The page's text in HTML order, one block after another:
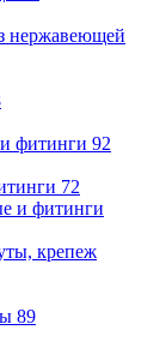
нержавеющей
фитинги 92
72
и фитинги
крепеж
89